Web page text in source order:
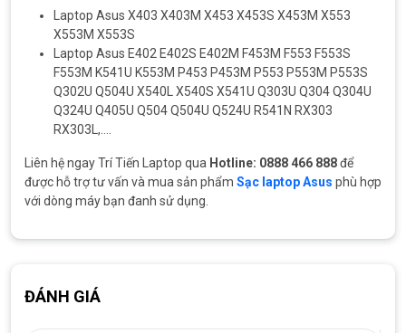
Laptop Asus X403 X403M X453 X453S X453M X553
X553M X553S
Laptop Asus E402 E402S E402M F453M F553 F553S
F553M K541U K553M P453 P453M P553 P553M P553S
Q302U Q504U X540L X540S X541U Q303U Q304 Q304U
Q324U Q405U Q504 Q504U Q524U R541N RX303
RX303L,….
Liên hệ ngay Trí Tiến Laptop qua Hotline: 0888 466 888để
được hỗ trợ tư vấn và mua sản phẩm Sạc laptop Asus phù hợp
với dòng máy bạn đanh sử dụng.
ĐÁNH GIÁ